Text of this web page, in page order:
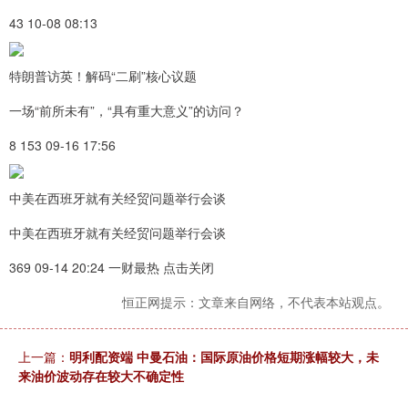
43 10-08 08:13
特朗普访英！解码“二刷”核心议题
一场“前所未有”，“具有重大意义”的访问？
8 153 09-16 17:56
中美在西班牙就有关经贸问题举行会谈
中美在西班牙就有关经贸问题举行会谈
369 09-14 20:24 一财最热 点击关闭
恒正网提示：文章来自网络，不代表本站观点。
上一篇： 明利配资端 中曼石油：国际原油价格短期涨幅较大，未
来油价波动存在较大不确定性